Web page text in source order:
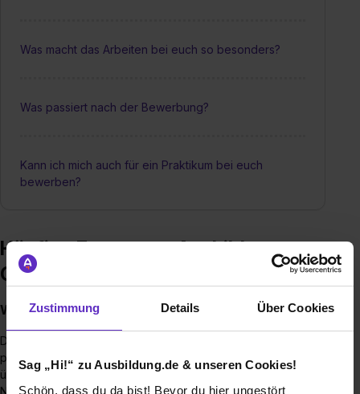
Zustimmung Details Über Cookies
Sag „Hi!“ zu Ausbildung.de & unseren Cookies!
Schön, dass du da bist! Bevor du hier ungestört
Was macht das Arbeiten bei euch so besonders?
Was passiert nach der Bewerbung?
Kann ich mich auch für ein Praktikum bei euch
bewerben?
Häufige Fragen zur Ausbildung –
CELSEO
Wie kann ich mich bei euch bewerben?
Du kannst dich auf verschiedene Weisen bewerben – gern
per E-Mail, über den Link von ausbildung.de oder direkt
über die Online-Bewerbung auf der Firmen-Homepage.
Natürlich ist auch eine Bewerbung per Post möglich.